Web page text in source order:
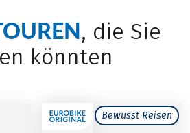
, die Sie
könnten
Bewusst Reisen